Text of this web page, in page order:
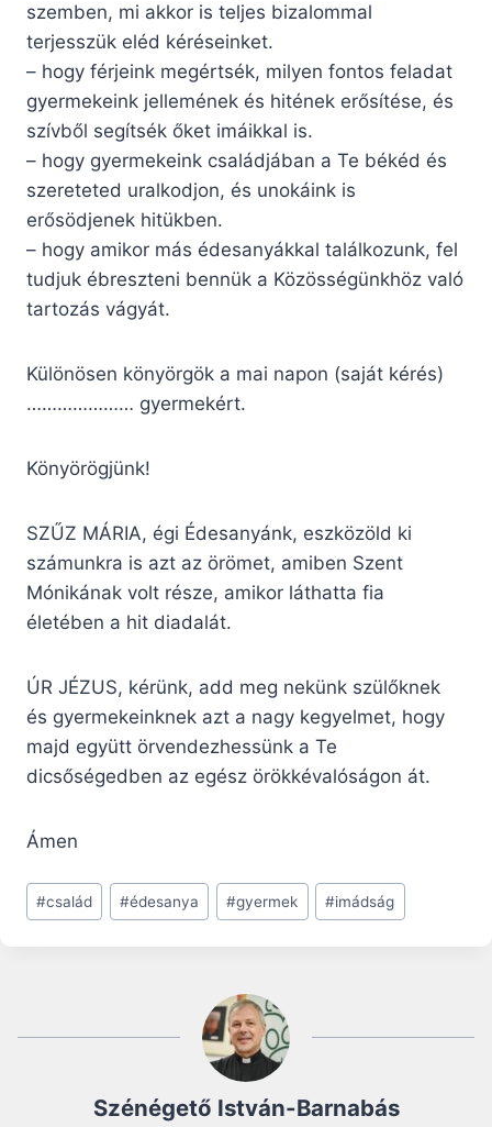
szemben, mi akkor is teljes bizalommal
terjesszük eléd kéréseinket.
– hogy férjeink megértsék, milyen fontos feladat
gyermekeink jellemének és hitének erősítése, és
szívből segítsék őket imáikkal is.
– hogy gyermekeink családjában a Te békéd és
szereteted uralkodjon, és unokáink is
erősödjenek hitükben.
– hogy amikor más édesanyákkal találko­zunk, fel
tudjuk ébreszteni bennük a Közösségünkhöz való
tartozás vágyát.
Különösen könyörgök a mai napon (saját kérés)
………………… gyermekért.
Könyörögjünk!
SZŰZ MÁRIA, égi Édesanyánk, eszközöld ki
számunkra is azt az örömet, amiben Szent
Mónikának volt része, amikor láthatta fia
életében a hit diadalát.
ÚR JÉZUS, kérünk, add meg nekünk szülők­nek
és gyermekeinknek azt a nagy kegyel­met, hogy
majd együtt örvendezhessünk a Te
dicsőségedben az egész örökkévalóságon át.
Ámen
Post
Tags:
#család #édesanya #gyermek #imádság
Szénégető István-Barnabás